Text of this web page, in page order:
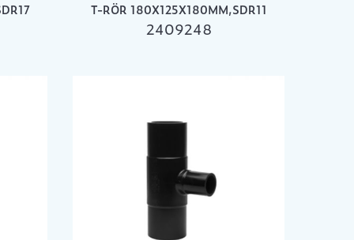
T-RÖR 180X125X180MM,SDR11
2409248